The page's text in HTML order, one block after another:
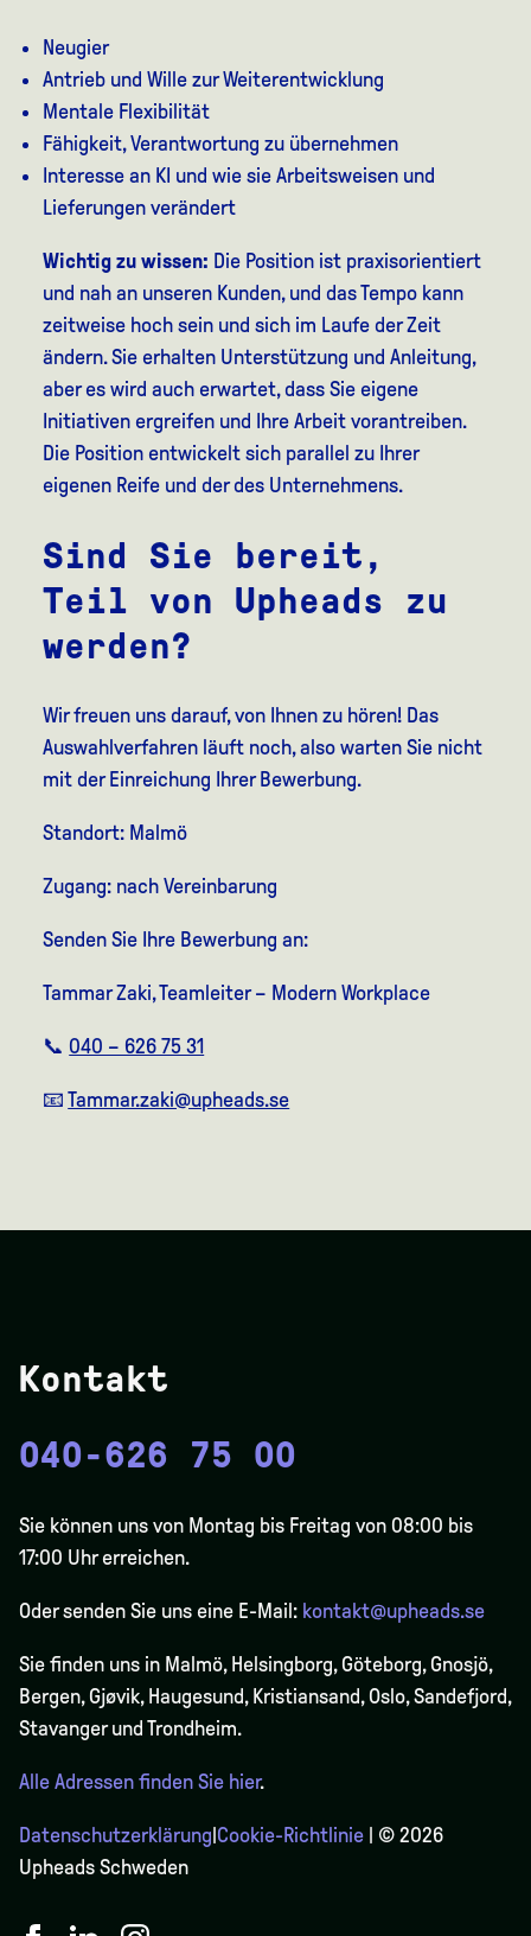
Neugier
Antrieb und Wille zur Weiterentwicklung
Mentale Flexibilität
Fähigkeit, Verantwortung zu übernehmen
Interesse an KI und wie sie Arbeitsweisen und
Lieferungen verändert
Wichtig zu wissen: Die Position ist praxisorientiert
und nah an unseren Kunden, und das Tempo kann
zeitweise hoch sein und sich im Laufe der Zeit
ändern. Sie erhalten Unterstützung und Anleitung,
aber es wird auch erwartet, dass Sie eigene
Initiativen ergreifen und Ihre Arbeit vorantreiben.
Die Position entwickelt sich parallel zu Ihrer
eigenen Reife und der des Unternehmens.
Sind Sie bereit,
Teil von Upheads zu
werden?
Wir freuen uns darauf, von Ihnen zu hören! Das
Auswahlverfahren läuft noch, also warten Sie nicht
mit der Einreichung Ihrer Bewerbung.
Standort: Malmö
Zugang: nach Vereinbarung
Senden Sie Ihre Bewerbung an:
Tammar Zaki, Teamleiter – Modern Workplace
📞040 – 626 75 31
📧Tammar.zaki@upheads.se
Kontakt
040-626 75 00
Sie können uns von Montag bis Freitag von 08:00 bis
17:00 Uhr erreichen.
Oder senden Sie uns eine E-Mail: kontakt@upheads.se
Sie finden uns in Malmö, Helsingborg, Göteborg, Gnosjö,
Bergen,Gjøvik, Haugesund, Kristiansand, Oslo, Sandefjord,
Stavanger und Trondheim.
Alle Adressen finden Sie hier.
Datenschutzerklärung Cookie-Richtlinie | © 2026
Upheads Schweden